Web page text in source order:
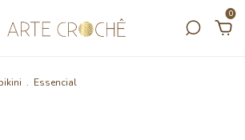
0
. Essencial